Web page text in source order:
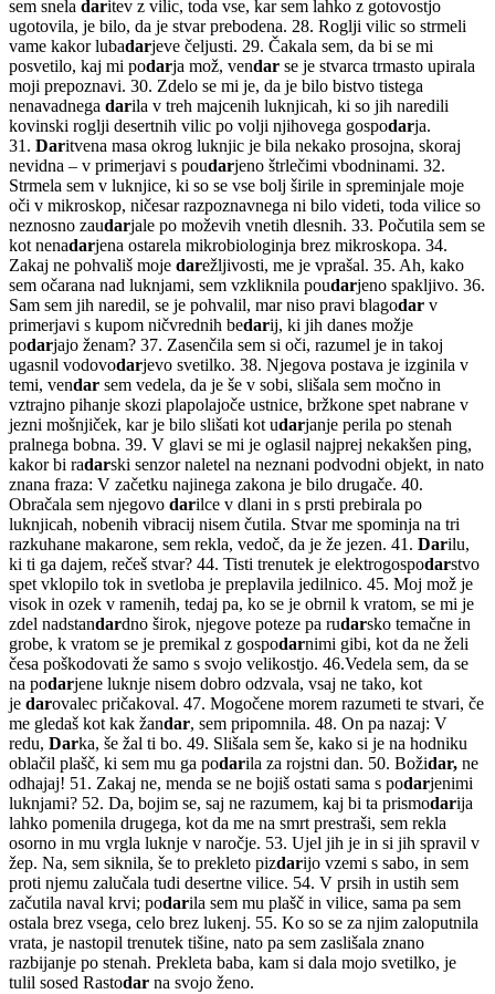
sem snela daritev z vilic, toda vse, kar sem lahko z gotovostjo
ugotovila, je bilo, da je stvar prebodena. 28. Roglji vilic so strmeli
vame kakor lubadarjeve čeljusti. 29. Čakala sem, da bi se mi
posvetilo, kaj mi podarja mož, vendar se je stvarca trmasto upirala
moji prepoznavi. 30. Zdelo se mi je, da je bilo bistvo tistega
nenavadnega darila v treh majcenih luknjicah, ki so jih naredili
kovinski roglji desertnih vilic po volji njihovega gospodarja.
31. Daritvena masa okrog luknjic je bila nekako prosojna, skoraj
nevidna – v primerjavi s poudarjeno štrlečimi vbodninami. 32.
Strmela sem v luknjice, ki so se vse bolj širile in spreminjale moje
oči v mikroskop, ničesar razpoznavnega ni bilo videti, toda vilice so
neznosno zaudarjale po moževih vnetih dlesnih. 33. Počutila sem se
kot nenadarjena ostarela mikrobiologinja brez mikroskopa. 34.
Zakaj ne pohvališ moje darežljivosti, me je vprašal. 35. Ah, kako
sem očarana nad luknjami, sem vzkliknila poudarjeno spakljivo. 36.
Sam sem jih naredil, se je pohvalil, mar niso pravi blagodar v
primerjavi s kupom ničvrednih bedarij, ki jih danes možje
podarjajo ženam? 37. Zasenčila sem si oči, razumel je in takoj
ugasnil vodovodarjevo svetilko. 38. Njegova postava je izginila v
temi, vendar sem vedela, da je še v sobi, slišala sem močno in
vztrajno pihanje skozi plapolajoče ustnice, bržkone spet nabrane v
jezni mošnjiček, kar je bilo slišati kot udarjanje perila po stenah
pralnega bobna. 39. V glavi se mi je oglasil najprej nekakšen ping,
kakor bi radarski senzor naletel na neznani podvodni objekt, in nato
znana fraza: V začetku najinega zakona je bilo drugače. 40.
Obračala sem njegovo darilce v dlani in s prsti prebirala po
luknjicah, nobenih vibracij nisem čutila. Stvar me spominja na tri
razkuhane makarone, sem rekla, vedoč, da je že jezen. 41. Darilu,
ki ti ga dajem, rečeš stvar? 44. Tisti trenutek je elektrogospodarstvo
spet vklopilo tok in svetloba je preplavila jedilnico. 45. Moj mož je
visok in ozek v ramenih, tedaj pa, ko se je obrnil k vratom, se mi je
zdel nadstandardno širok, njegove poteze pa rudarsko temačne in
grobe, k vratom se je premikal z gospodarnimi gibi, kot da ne želi
česa poškodovati že samo s svojo velikostjo. 46.Vedela sem, da se
na podarjene luknje nisem dobro odzvala, vsaj ne tako, kot
je darovalec pričakoval. 47. Mogočene morem razumeti te stvari, če
me gledaš kot kak žandar, sem pripomnila. 48. On pa nazaj: V
redu, Darka, še žal ti bo. 49. Slišala sem še, kako si je na hodniku
oblačil plašč, ki sem mu ga podarila za rojstni dan. 50. Božidar, ne
odhajaj! 51. Zakaj ne, menda se ne bojiš ostati sama s podarjenimi
luknjami? 52. Da, bojim se, saj ne razumem, kaj bi ta prismodarija
lahko pomenila drugega, kot da me na smrt prestraši, sem rekla
osorno in mu vrgla luknje v naročje. 53. Ujel jih je in si jih spravil v
žep. Na, sem siknila, še to prekleto pizdarijo vzemi s sabo, in sem
proti njemu zalučala tudi desertne vilice. 54. V prsih in ustih sem
začutila naval krvi; podarila sem mu plašč in vilice, sama pa sem
ostala brez vsega, celo brez lukenj. 55. Ko so se za njim zaloputnila
vrata, je nastopil trenutek tišine, nato pa sem zaslišala znano
razbijanje po stenah. Prekleta baba, kam si dala mojo svetilko, je
tulil sosed Rastodar na svojo ženo.